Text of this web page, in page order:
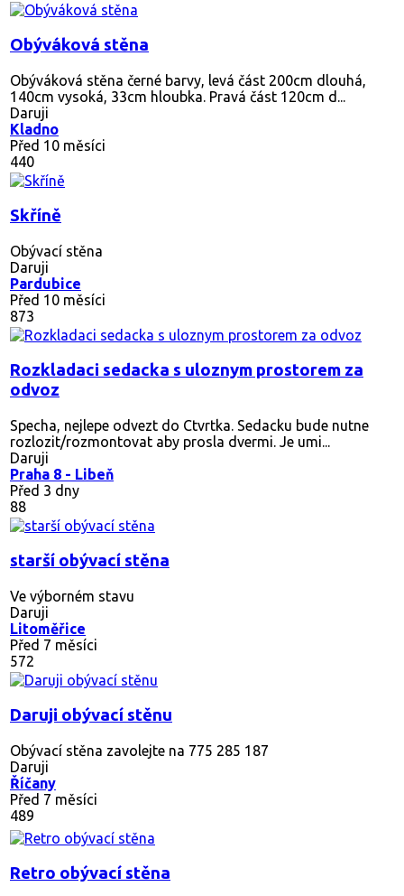
Obýváková stěna
Obýváková stěna černé barvy, levá část 200cm dlouhá,
140cm vysoká, 33cm hloubka. Pravá část 120cm d...
Daruji
Kladno
Před 10 měsíci
440
Skříně
Obývací stěna
Daruji
Pardubice
Před 10 měsíci
873
Rozkladaci sedacka s uloznym prostorem za
odvoz
Specha, nejlepe odvezt do Ctvrtka. Sedacku bude nutne
rozlozit/rozmontovat aby prosla dvermi. Je umi...
Daruji
Praha 8 - Libeň
Před 3 dny
88
starší obývací stěna
Ve výborném stavu
Daruji
Litoměřice
Před 7 měsíci
572
Daruji obývací stěnu
Obývací stěna zavolejte na 775 285 187
Daruji
Říčany
Před 7 měsíci
489
Retro obývací stěna